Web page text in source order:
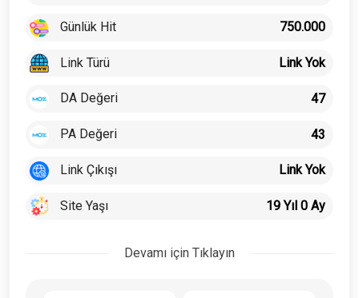
Günlük Hit 750.000
Link Türü Link Yok
DA Değeri 47
PA Değeri 43
Link Çıkışı Link Yok
Site Yaşı 19 Yıl 0 Ay
Devamı için Tıklayın